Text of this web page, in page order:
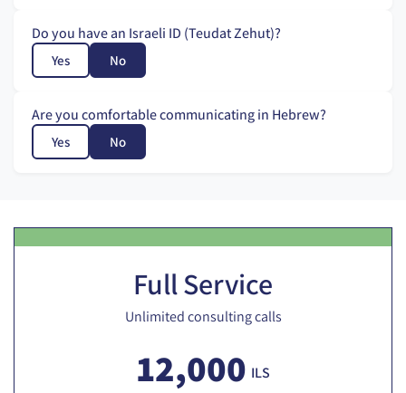
Do you have an Israeli ID (Teudat Zehut)?
Yes No
Are you comfortable communicating in Hebrew?
Yes No
Full Service
Unlimited consulting calls
12,000 ILS